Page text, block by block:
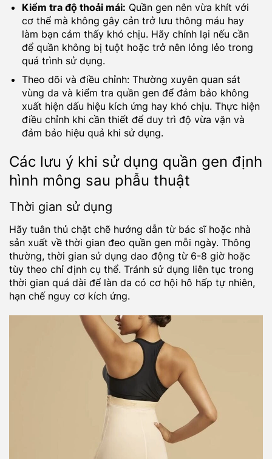
Kiểm tra độ thoải mái: Quần gen nên vừa khít với
cơ thể mà không gây cản trở lưu thông máu hay
làm bạn cảm thấy khó chịu. Hãy chỉnh lại nếu cần
để quần không bị tuột hoặc trở nên lỏng lẻo trong
quá trình sử dụng.
Theo dõi và điều chỉnh: Thường xuyên quan sát
vùng da và kiểm tra quần gen để đảm bảo không
xuất hiện dấu hiệu kích ứng hay khó chịu. Thực hiện
điều chỉnh khi cần thiết để duy trì độ vừa vặn và
đảm bảo hiệu quả khi sử dụng.
Các lưu ý khi sử dụng quần gen định
hình mông sau phẫu thuật
Thời gian sử dụng
Hãy tuân thủ chặt chẽ hướng dẫn từ bác sĩ hoặc nhà
sản xuất về thời gian đeo quần gen mỗi ngày. Thông
thường, thời gian sử dụng dao động từ 6-8 giờ hoặc
tùy theo chỉ định cụ thể. Tránh sử dụng liên tục trong
thời gian quá dài để làn da có cơ hội hô hấp tự nhiên,
hạn chế nguy cơ kích ứng.